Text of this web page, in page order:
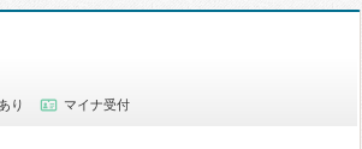
り マイナ受付